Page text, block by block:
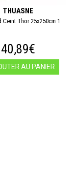
THUASNE
Ceint Thor 25x250cm 1
40,89€
AU PANIER